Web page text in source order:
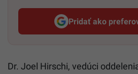
Pridať ako
Dr. Joel Hirschi, vedúci